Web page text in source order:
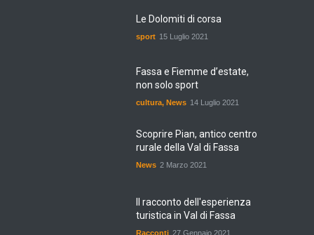
Le Dolomiti di corsa
sport 15 Luglio 2021
Fassa e Fiemme d’estate,
non solo sport
cultura, News 14 Luglio 2021
Scoprire Pian, antico centro
rurale della Val di Fassa
News 2 Marzo 2021
Il racconto dell'esperienza
turistica in Val di Fassa
Racconti 27 Gennaio 2021